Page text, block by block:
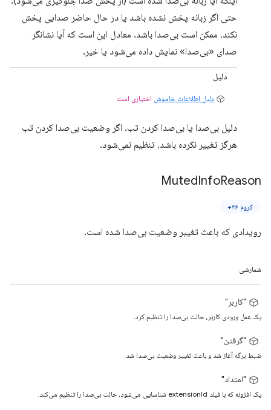
حتی اگر زبانه پخش نشده باشد یا در حال حاضر صدایی پخش
نکند، ممکن است بی‌صدا باشد. معادل این است که آیا نشانگر
صدای «بی‌صدا» نمایش داده می‌شود یا خیر.
دلیل
دلیل اطلاعات خاموش اختیاری است
دلیل بی‌صدا یا بی‌صدا کردن تب. اگر وضعیت بی‌صدا کردن تب
هرگز تغییر نکرده باشد، تنظیم نمی‌شود.
MutedInfoReason
کروم ۴۶+
رویدادی که باعث تغییر وضعیت بی‌صدا شده است.
شمارشی
"کاربر"
یک عمل ورودی کاربر، حالت بی‌صدا را تنظیم کرد.
"گرفتن"
ضبط برگه آغاز شد و باعث تغییر وضعیت بی‌صدا شد.
"امتداد"
یک افزونه که با فیلد extensionId شناسایی می‌شود، حالت بی‌صدا را تنظیم می‌کند.